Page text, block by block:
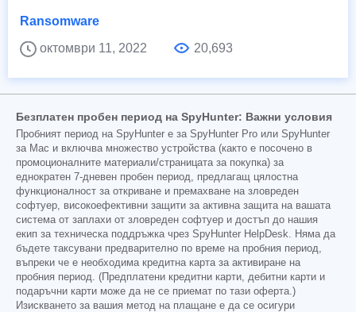
Ransomware
октомври 11, 2022
20,693
Безплатен пробен период на SpyHunter: Важни условия
Пробният период на SpyHunter е за SpyHunter Pro или SpyHunter
за Mac и включва множество устройства (както е посочено в
промоционалните материали/страницата за покупка) за
еднократен 7-дневен пробен период, предлагащ цялостна
функционалност за откриване и премахване на зловреден
софтуер, високоефективни защити за активна защита на вашата
система от заплахи от зловреден софтуер и достъп до нашия
екип за техническа поддръжка чрез SpyHunter HelpDesk. Няма да
бъдете таксувани предварително по време на пробния период,
въпреки че е необходима кредитна карта за активиране на
пробния период. (Предплатени кредитни карти, дебитни карти и
подаръчни карти може да не се приемат по тази оферта.)
Изискването за вашия метод на плащане е да се осигури